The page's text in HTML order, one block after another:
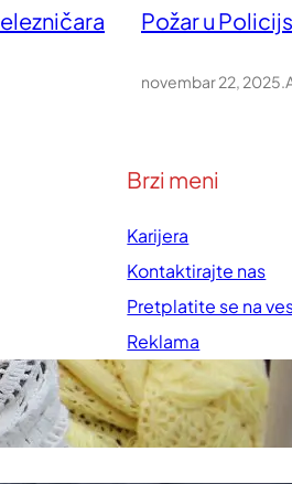
Požar u
novembar 22, 2025.
Brzi meni
Karijera
Kontaktirajte nas
Pretplatite se na
Reklama
Urednička politika
Pravila korišćenja